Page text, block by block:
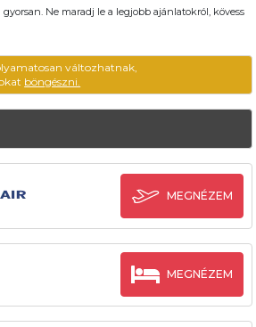
Ne maradj le a legjobb ajánlatokról, kövess
változhatnak,
böngészni.
MEGNÉZEM
MEGNÉZEM